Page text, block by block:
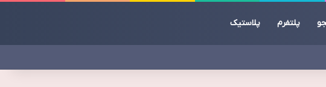
پلتفرم پلاستیک